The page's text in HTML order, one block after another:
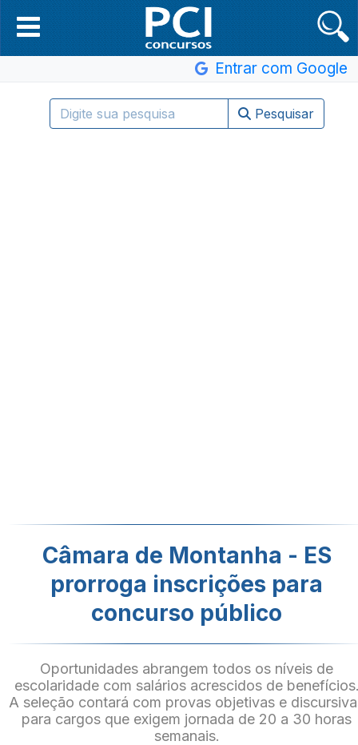
Entrar com Google
Pesquisar
Câmara de Montanha - ES
prorroga inscrições para
concurso público
Oportunidades abrangem todos os níveis de
escolaridade com salários acrescidos de
A seleção contará com provas objetivas e
para cargos que exigem jornada de 20 a 30 horas
semanais.